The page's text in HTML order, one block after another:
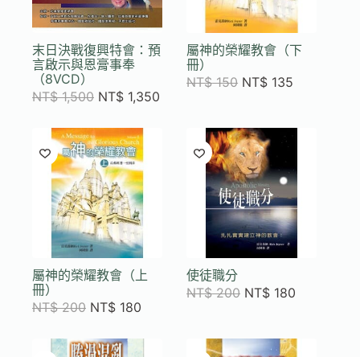
末日決戰復興特會：預
言啟示與恩膏事奉
（8VCD）
NT$1,500 NT$ 1,350
屬神的榮耀教會（下
冊）
NT$150 NT$ 135
屬神的榮耀教會（上
冊）
NT$200 NT$ 180
使徒職分
NT$200 NT$ 180